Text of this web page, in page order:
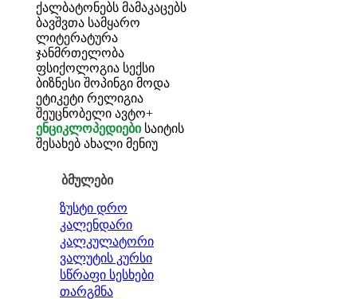
ქალბატონებს მამაკაცებს
ბავშვთა სამყარო
ლიტერატურა
ჯანმრთელობა
ფსიქოლოგია სექსი
ბიზნესი შოპინგი მოდა
ეტიკეტი რელიგია
შეუცნობელი ავტო+
ენციკლოპედიები საიტის
შესახებ ახალი მენიუ
ბმულები
ზუსტი დრო
კალენდარი
კალკულატორი
ვალუტის კურსი
სწრაფი სესხები
თარგმნა